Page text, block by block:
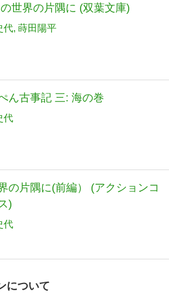
世界の片隅に (双葉文庫)
代 蒔田陽平
ん古事記 三: 海の巻
代
の片隅に(前編） (アクションコ
)
代
について